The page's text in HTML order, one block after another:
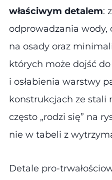
właściwym detalem:
odprowadzania wody,
na osady oraz
których może dojść
i osłabienia warstwy
konstrukcjach ze stali
często „rodzi się” na
nie w tabeli z
Detale pro-